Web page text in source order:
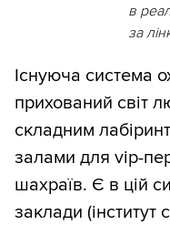
в
за
Існуюча система
прихований світ
складним
залами для vip-
шахраїв. Є в цій
заклади (інститут